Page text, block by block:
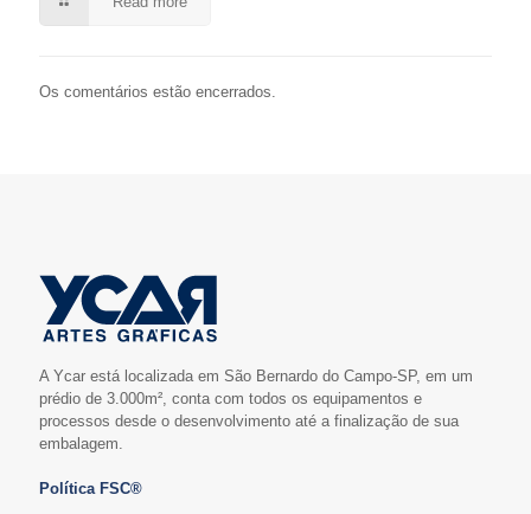
Os comentários estão encerrados.
A Ycar está localizada em São Bernardo do Campo-SP, em um
prédio de 3.000m², conta com todos os equipamentos e
processos desde o desenvolvimento até a finalização de sua
embalagem.
Política FSC®